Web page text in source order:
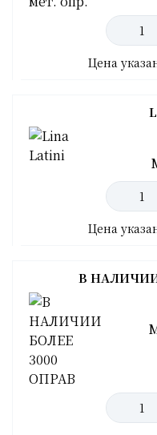
Цена
Цена
В НАЛИЧИИ